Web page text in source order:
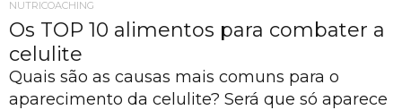
NUTRICOACHING
Os TOP 10 alimentos para combater a
celulite
Quais são as causas mais comuns para o
aparecimento da celulite? Será que só aparece